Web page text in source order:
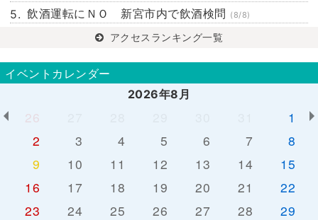
飲酒運転にＮＯ 新宮市内で飲酒検問 (8/8)
アクセスランキング一覧
イベントカレンダー
2026年8月
26
1
2
3 4 5 6 7
8
9
10 11 12 13 14
15
16
17 18 19 20 21
22
23
24 25 26 27 28
29